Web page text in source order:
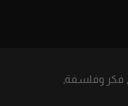
فكر وفلسفة,